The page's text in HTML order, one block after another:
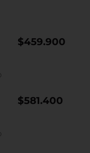
$459.900
$581.400